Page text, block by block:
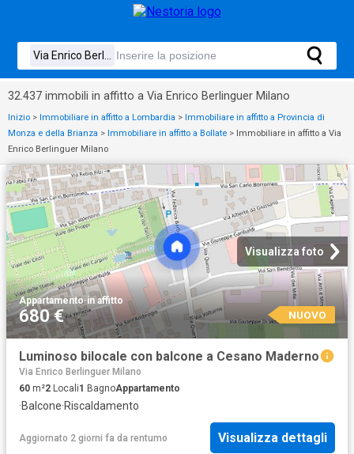
32.437 immobili in affitto a Via Enrico Berlinguer Milano
Inizio > Immobiliare in affitto a Lombardia > Immobiliare in affitto a Provincia di
Monza e della Brianza > Immobiliare in affitto a Bollate > Immobiliare in affitto a Via
Enrico Berlinguer Milano
Visualizza foto
Appartamento·in affitto
680 € NUOVO
Luminoso bilocale con balcone a Cesano Maderno
Via Enrico Berlinguer Milano
60 m²2 Locali1 BagnoAppartamento
·Balcone·Riscaldamento
Aggiornato 2 giorni fa da rentumo Visualizza dettagli